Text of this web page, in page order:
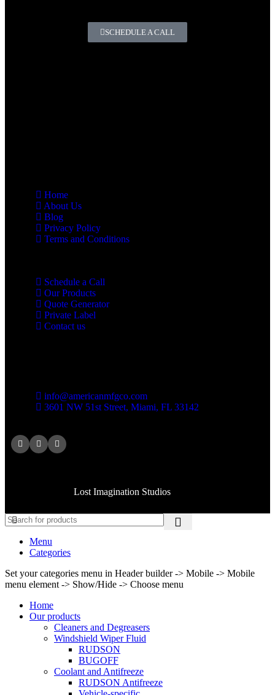
SCHEDULE A CALL
Home
About Us
Blog
Privacy Policy
Terms and Conditions
Schedule a Call
Our Products
Quote Generator
Private Label
Contact us
info@americanmfgco.com
3601 NW 51st Street, Miami, FL 33142
Lost Imagination Studios
Menu
Categories
Set your categories menu in Header builder -> Mobile -> Mobile
menu element -> Show/Hide -> Choose menu
Home
Our products
Cleaners and Degreasers
Windshield Wiper Fluid
RUDSON
BUGOFF
Coolant and Antifreeze
RUDSON Antifreeze